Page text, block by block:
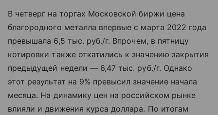
В четверг на торгах Московской биржи цена
благородного металла впервые с марта 2022 года
превышала 6,5 тыс. руб./г. Впрочем, в пятницу
котировки также откатились к значению закрытия
предыдущей недели — 6,47 тыс. руб./г. Однако
этот результат на 9% превысил значение начала
месяца. На динамику цен на российском рынке
влияли и движения курса доллара. По итогам